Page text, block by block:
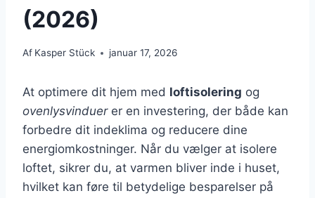
(2026)
Af Kasper Stück januar 17, 2026
At optimere dit hjem med loftisolering og
ovenlysvinduerer en investering, der både kan
forbedre dit indeklima og reducere dine
energiomkostninger. Når du vælger at isolere
loftet, sikrer du, at varmen bliver inde i huset,
hvilket kan føre til betydelige besparelser på